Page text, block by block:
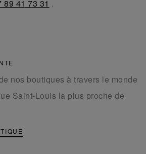
89 41 73 31 .
nos boutiques à travers le monde
Saint-Louis la plus proche de